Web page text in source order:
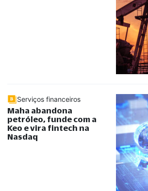
Serviços financeiros
Maha abandona
petróleo, funde com a
Keo e vira fintech na
Nasdaq